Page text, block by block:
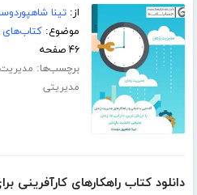
از:تینا
موضوع:کتاب‌های
۴۶ صفحه
برچسب‌ها:
مدیریتی
دانلود کتاب راهکارهای کارآفرینی